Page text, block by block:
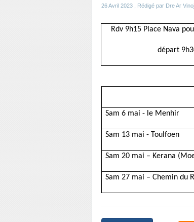
26 Avril 2023 , Rédigé par Dre Ar
Rdv 9h15 Place Nava
départ
Sam 6 mai - le Menhir
Sam 13 mai - Toulfoen
Sam 20 mai – Kerana
Sam 27 mai – Chemin du